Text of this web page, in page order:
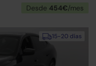
Desde 454€/mes
15-20 días